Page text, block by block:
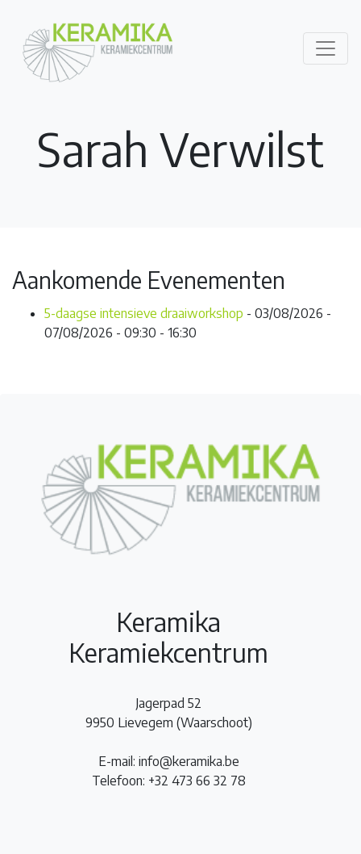
Sarah Verwilst
Aankomende Evenementen
5-daagse intensieve draaiworkshop - 03/08/2026 -
07/08/2026 - 09:30 - 16:30
Keramika
Keramiekcentrum
Jagerpad 52
9950 Lievegem (Waarschoot)
E-mail: info@keramika.be
Telefoon: +32 473 66 32 78